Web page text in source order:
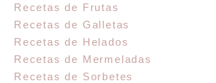
Recetas de Frutas
Recetas de Galletas
Recetas de Helados
Recetas de Mermeladas
Recetas de Sorbetes